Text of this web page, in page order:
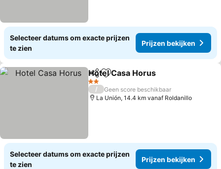
Selecteer datums om exacte prijzen
te zien
Prijzen bekijken
DelenToevoegen aan favorieten
Hotel Casa Horus
2 Sterren
/
Geen score beschikbaar
La Unión, 14.4 km vanaf Roldanillo
Selecteer datums om exacte prijzen
te zien
Prijzen bekijken